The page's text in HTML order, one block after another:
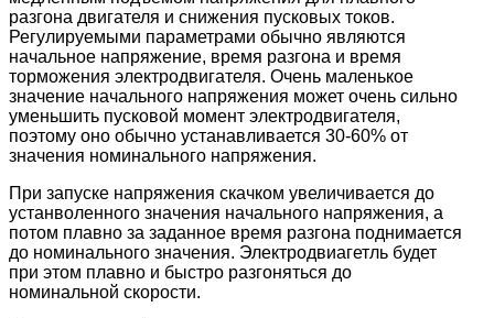
разгона двигателя и снижения пусковых токов.
Регулируемыми параметрами обычно являются
начальное напряжение, время разгона и время
торможения электродвигателя. Очень маленькое
значение начального напряжения может очень сильно
уменьшить пусковой момент электродвигателя,
поэтому оно обычно устанавливается 30-60% от
значения номинального напряжения.
При запуске напряжения скачком увеличивается до
устанволенного значения начального напряжения, а
потом плавно за заданное время разгона поднимается
до номинального значения. Электродвиагетль будет
при этом плавно и быстро разгоняться до
номинальной скорости.